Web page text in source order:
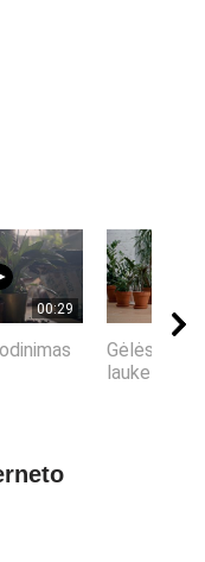
00:29
Gėlės
lauke